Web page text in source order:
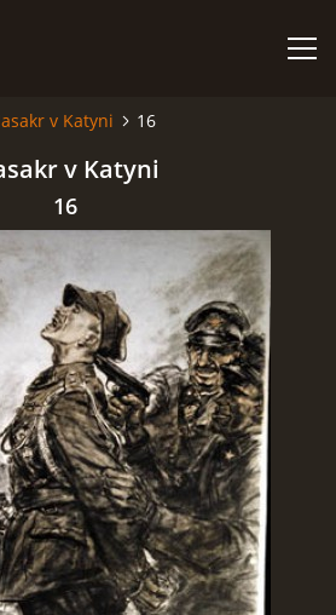
I.
II.
VÁLKA NA UKRAJINĚ
SOCIALISMU
v Katyni 16
v Katyni
16